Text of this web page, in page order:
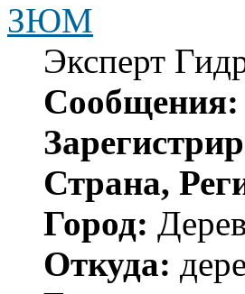
ЗЮМ
Эксперт
Сообщения:
Страна,
Город:
Откуда: